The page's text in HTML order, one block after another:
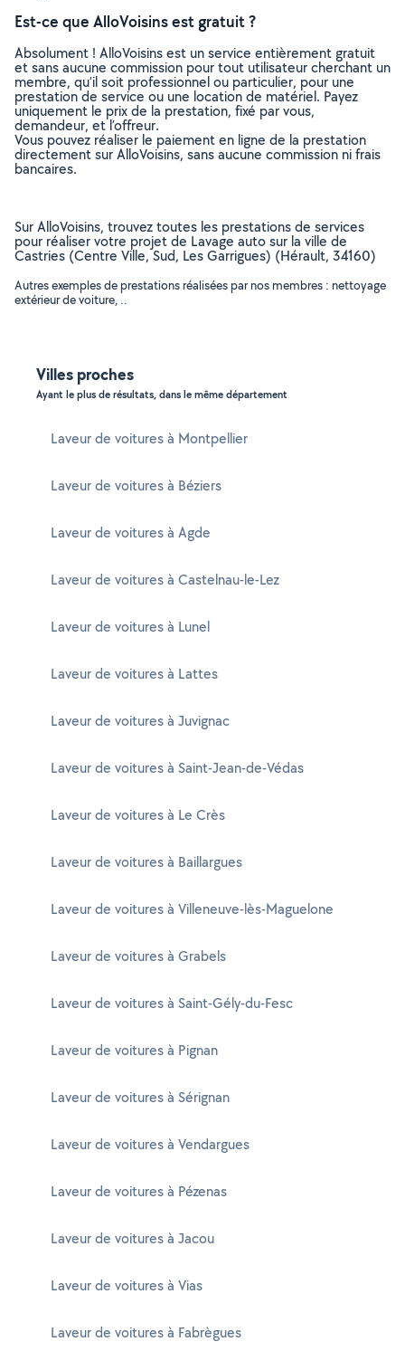
Est-ce que AlloVoisins est gratuit ?
Absolument ! AlloVoisins est un service entièrement gratuit
et sans aucune commission pour tout utilisateur cherchant un
membre, qu’il soit professionnel ou particulier, pour une
prestation de service ou une location de matériel. Payez
uniquement le prix de la prestation, fixé par vous,
demandeur, et l’offreur.
Vous pouvez réaliser le paiement en ligne de la prestation
directement sur AlloVoisins, sans aucune commission ni frais
bancaires.
Sur AlloVoisins, trouvez toutes les prestations de services
pour réaliser votre projet de Lavage auto sur la ville de
Castries (Centre Ville, Sud, Les Garrigues) (Hérault, 34160)
Autres exemples de prestations réalisées par nos membres : nettoyage
extérieur de voiture, ..
Villes proches
Ayant le plus de résultats, dans le même département
Laveur de voitures à Montpellier
Laveur de voitures à Béziers
Laveur de voitures à Agde
Laveur de voitures à Castelnau-le-Lez
Laveur de voitures à Lunel
Laveur de voitures à Lattes
Laveur de voitures à Juvignac
Laveur de voitures à Saint-Jean-de-Védas
Laveur de voitures à Le Crès
Laveur de voitures à Baillargues
Laveur de voitures à Villeneuve-lès-Maguelone
Laveur de voitures à Grabels
Laveur de voitures à Saint-Gély-du-Fesc
Laveur de voitures à Pignan
Laveur de voitures à Sérignan
Laveur de voitures à Vendargues
Laveur de voitures à Pézenas
Laveur de voitures à Jacou
Laveur de voitures à Vias
Laveur de voitures à Fabrègues